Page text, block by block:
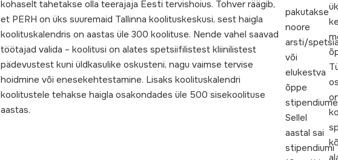
kohaselt tahetakse olla teerajaja Eesti tervishoius. Tohver räägib,
et PERH on üks suuremaid Tallinna koolituskeskusi, sest haigla
koolituskalendris on aastas üle 300 koolituse. Nende vahel saavad
töötajad valida – koolitusi on alates spetsiifilistest kliinilistest
pädevustest kuni üldkasulike oskusteni, nagu vaimse tervise
hoidmine või enesekehtestamine. Lisaks koolituskalendri
koolitustele tehakse haigla osakondades üle 500 sisekoolituse
aastas.
pakutakse
noore
arsti/
või
elukestva
õppe
Sellel
aastal sai
stipendiumi